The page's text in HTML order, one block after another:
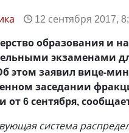
12 сентября 2017,
образования и
экзаменами
этом заявил вице-
заседании
от 6 сентября,
система